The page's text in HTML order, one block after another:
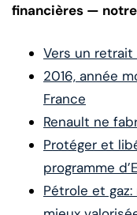
financières — notre
Vers un retrait
2016, année
France
Renault ne
Protéger et
programme
Pétrole et